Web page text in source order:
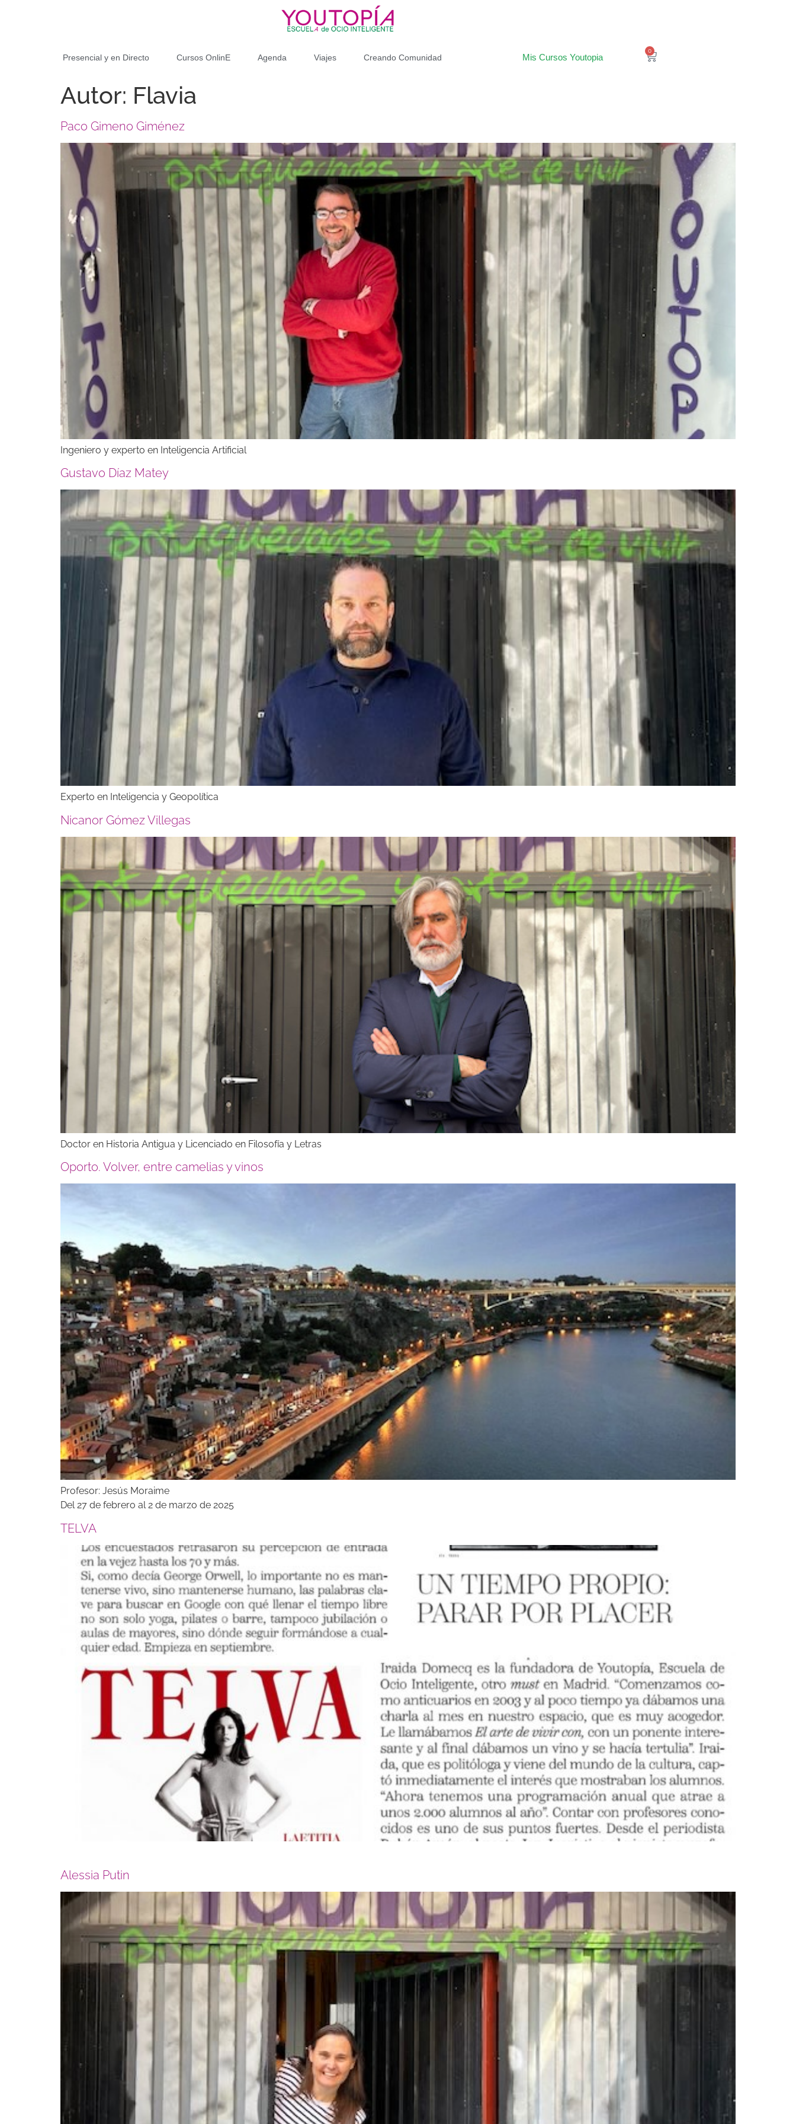
Presencial y en Directo Cursos OnlinE Agenda Viajes Creando Comunidad Mis Cursos Youtopia
0
Autor: Flavia
Paco Gimeno Giménez
Ingeniero y experto en Inteligencia Artificial
Gustavo Díaz Matey
Experto en Inteligencia y Geopolítica
Nicanor Gómez Villegas
Doctor en Historia Antigua y Licenciado en Filosofía y Letras
Oporto. Volver, entre camelias y vinos
Profesor: Jesús Moraime
Del 27 de febrero al 2 de marzo de 2025
TELVA
Alessia Putin